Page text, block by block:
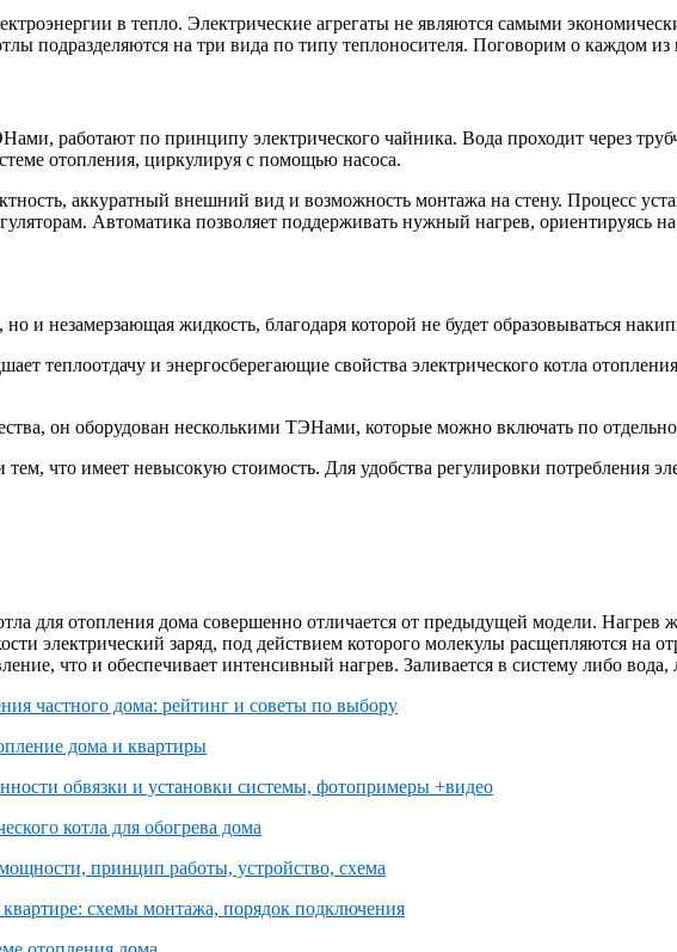
в тепло. Электрические агрегаты не являются самыми
подразделяются на три вида по типу теплоносителя. Поговорим о каждом из
работают по принципу электрического чайника. Вода проходит через
отопления, циркулируя с помощью насоса.
аккуратный внешний вид и возможность монтажа на стену. Процесс
Автоматика позволяет поддерживать нужный нагрев, ориентируясь
и незамерзающая жидкость, благодаря которой не будет образовываться
теплоотдачу и энергосберегающие свойства электрического котла
он оборудован несколькими ТЭНами, которые можно включать по
что имеет невысокую стоимость. Для удобства регулировки потребления
для отопления дома совершенно отличается от предыдущей модели. Нагрев
электрический заряд, под действием которого молекулы расщепляются на
что и обеспечивает интенсивный нагрев. Заливается в систему либо